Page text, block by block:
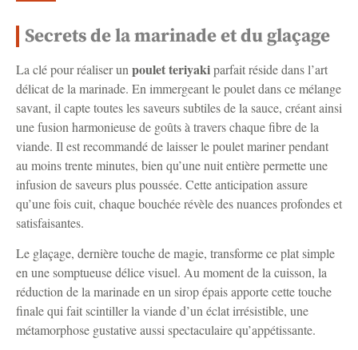
Secrets de la marinade et du glaçage
La clé pour réaliser un poulet teriyakiparfait réside dans l’art
délicat de la marinade. En immergeant le poulet dans ce mélange
savant, il capte toutes les saveurs subtiles de la sauce, créant ainsi
une fusion harmonieuse de goûts à travers chaque fibre de la
viande. Il est recommandé de laisser le poulet mariner pendant
au moins trente minutes, bien qu’une nuit entière permette une
infusion de saveurs plus poussée. Cette anticipation assure
qu’une fois cuit, chaque bouchée révèle des nuances profondes et
satisfaisantes.
Le glaçage, dernière touche de magie, transforme ce plat simple
en une somptueuse délice visuel. Au moment de la cuisson, la
réduction de la marinade en un sirop épais apporte cette touche
finale qui fait scintiller la viande d’un éclat irrésistible, une
métamorphose gustative aussi spectaculaire qu’appétissante.